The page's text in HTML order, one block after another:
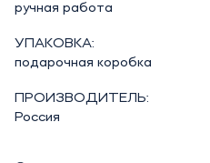
ручная работа
УПАКОВКА:
подарочная коробка
ПРОИЗВОДИТЕЛЬ:
Россия